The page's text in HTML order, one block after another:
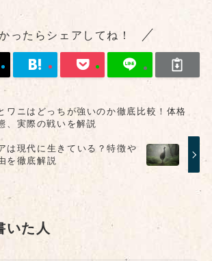
ったらシェアしてね！
ワニはどっちが強いのか徹底比較！体格
、実際の戦いを解説
は現代に生きている？特徴や
を徹底解説
いた人